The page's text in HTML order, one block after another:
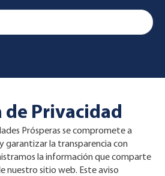
de Privacidad
Prósperas se compromete a
garantizar la transparencia con
la información que comparte
nuestro sitio web. Este aviso